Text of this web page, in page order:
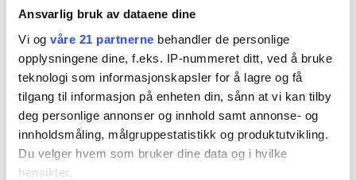
Ansvarlig bruk av dataene dine
Vi og våre 21 partnerne behandler de personlige
opplysningene dine, f.eks. IP-nummeret ditt, ved å bruke
teknologi som informasjonskapsler for å lagre og få
tilgang til informasjon på enheten din, sånn at vi kan tilby
deg personlige annonser og innhold samt annonse- og
innholdsmåling, målgruppestatistikk og produktutvikling.
Du velger hvem som bruker dine data og i hvilke
hensikter.
Slik voldsutøvelse går ofte under radaren i vårt
samfunn.
Les mer:– Barnevernet trenger ikke flere ansatte, det
trenger bedre ledere
Åpenhet må være en grunnforutsetningi arbeidet
med barn og familier. En slik åpenhet er viktig overfor
media dersom barnevernet vil bygge tillit i samfunnet.